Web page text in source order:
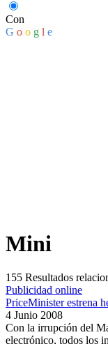
Con
G o o g l e
Mini
155 Resultados
Publicidad online
PriceMinister estrena
4 Junio 2008
Con la irrupción del
electrónico, todos los